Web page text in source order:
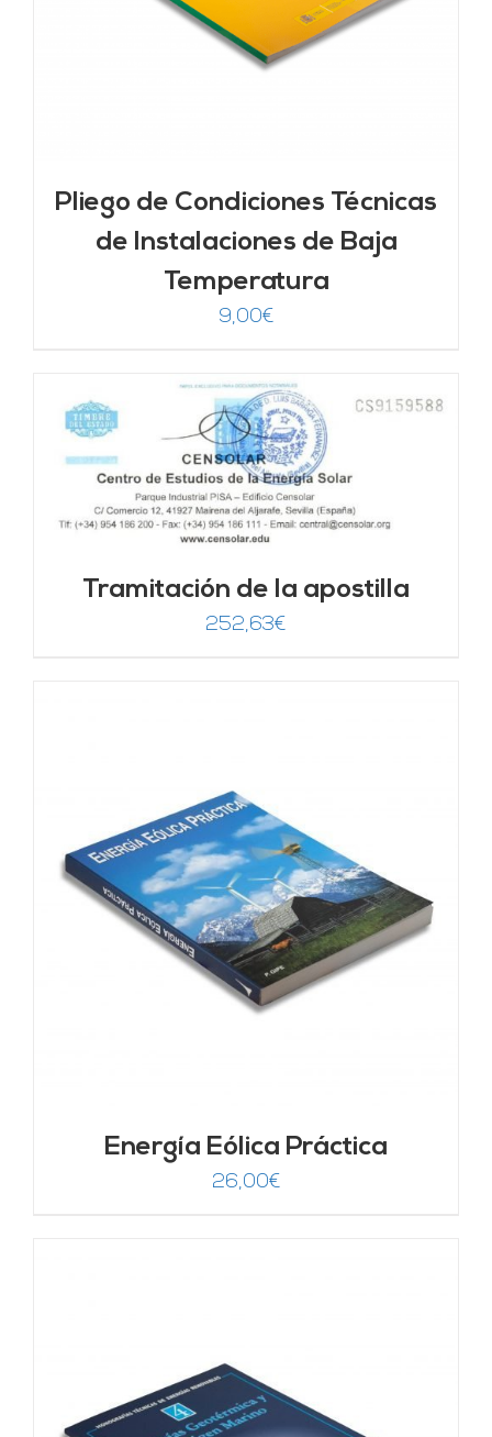
Pliego de Condiciones Técnicas
de Instalaciones de Baja
Temperatura
9,00€
Tramitación de la apostilla
252,63€
Energía Eólica Práctica
26,00€